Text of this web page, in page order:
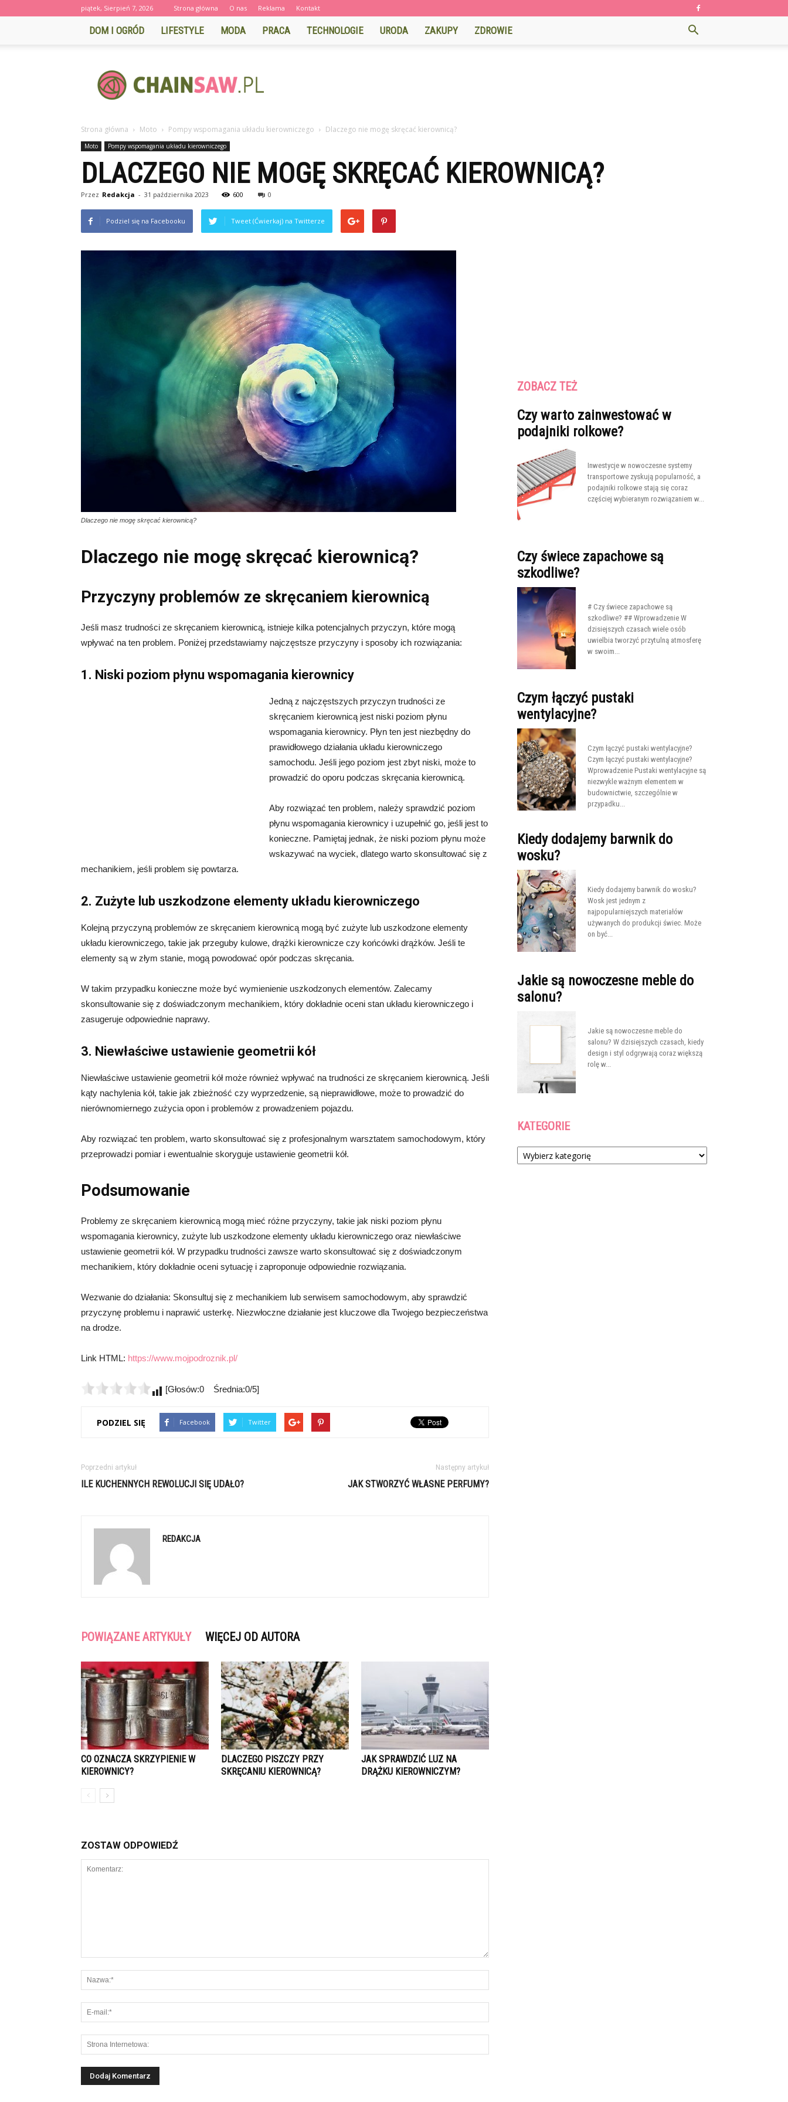
piątek, Sierpień 7, 2026 Strona główna O nas Reklama Kontakt
DOM I OGRÓD LIFESTYLE MODA PRACA TECHNOLOGIE URODA ZAKUPY ZDROWIE
Strona główna Moto Pompy wspomagania układu kierowniczego Dlaczego nie mogę skręcać kierownicą?
Moto Pompy wspomagania układu kierowniczego
DLACZEGO NIE MOGĘ SKRĘCAĆ KIEROWNICĄ?
Przez Redakcja - 31 października 2023 600 0
Podziel się na Facebooku Tweet (Ćwierkaj) na Twitterze
Dlaczego nie mogę skręcać kierownicą?
Dlaczego nie mogę skręcać kierownicą?
Przyczyny problemów ze skręcaniem kierownicą
Jeśli masz trudności ze skręcaniem kierownicą, istnieje kilka potencjalnych przyczyn, które mogą
wpływać na ten problem. Poniżej przedstawiamy najczęstsze przyczyny i sposoby ich rozwiązania:
1. Niski poziom płynu wspomagania kierownicy
Jedną z najczęstszych przyczyn trudności ze
skręcaniem kierownicą jest niski poziom płynu
wspomagania kierownicy. Płyn ten jest niezbędny do
prawidłowego działania układu kierowniczego
samochodu. Jeśli jego poziom jest zbyt niski, może to
prowadzić do oporu podczas skręcania kierownicą.
Aby rozwiązać ten problem, należy sprawdzić poziom
płynu wspomagania kierownicy i uzupełnić go, jeśli jest to
konieczne. Pamiętaj jednak, że niski poziom płynu może
wskazywać na wyciek, dlatego warto skonsultować się z
mechanikiem, jeśli problem się powtarza.
2. Zużyte lub uszkodzone elementy układu kierowniczego
Kolejną przyczyną problemów ze skręcaniem kierownicą mogą być zużyte lub uszkodzone elementy
układu kierowniczego, takie jak przeguby kulowe, drążki kierownicze czy końcówki drążków. Jeśli te
elementy są w złym stanie, mogą powodować opór podczas skręcania.
W takim przypadku konieczne może być wymienienie uszkodzonych elementów. Zalecamy
skonsultowanie się z doświadczonym mechanikiem, który dokładnie oceni stan układu kierowniczego i
zasugeruje odpowiednie naprawy.
3. Niewłaściwe ustawienie geometrii kół
Niewłaściwe ustawienie geometrii kół może również wpływać na trudności ze skręcaniem kierownicą. Jeśli
kąty nachylenia kół, takie jak zbieżność czy wyprzedzenie, są nieprawidłowe, może to prowadzić do
nierównomiernego zużycia opon i problemów z prowadzeniem pojazdu.
Aby rozwiązać ten problem, warto skonsultować się z profesjonalnym warsztatem samochodowym, który
przeprowadzi pomiar i ewentualnie skoryguje ustawienie geometrii kół.
Podsumowanie
Problemy ze skręcaniem kierownicą mogą mieć różne przyczyny, takie jak niski poziom płynu
wspomagania kierownicy, zużyte lub uszkodzone elementy układu kierowniczego oraz niewłaściwe
ustawienie geometrii kół. W przypadku trudności zawsze warto skonsultować się z doświadczonym
mechanikiem, który dokładnie oceni sytuację i zaproponuje odpowiednie rozwiązania.
Wezwanie do działania: Skonsultuj się z mechanikiem lub serwisem samochodowym, aby sprawdzić
przyczynę problemu i naprawić usterkę. Niezwłoczne działanie jest kluczowe dla Twojego bezpieczeństwa
na drodze.
Link HTML: https://www.mojpodroznik.pl/
[Głosów:0 Średnia:0/5]
PODZIEL SIĘ Facebook Twitter
Poprzedni artykuł
ILE KUCHENNYCH REWOLUCJI SIĘ UDAŁO?
Następny artykuł
JAK STWORZYĆ WŁASNE PERFUMY?
REDAKCJA
POWIĄZANE ARTYKUŁY WIĘCEJ OD AUTORA
CO OZNACZA SKRZYPIENIE W
KIEROWNICY?
DLACZEGO PISZCZY PRZY
SKRĘCANIU KIEROWNICĄ?
JAK SPRAWDZIĆ LUZ NA
DRĄŻKU KIEROWNICZYM?
ZOSTAW ODPOWIEDŹ
ZOBACZ TEŻ
Czy warto zainwestować w
podajniki rolkowe?
Inwestycje w nowoczesne systemy
transportowe zyskują popularność, a
podajniki rolkowe stają się coraz
częściej wybieranym rozwiązaniem w...
Czy świece zapachowe są
szkodliwe?
# Czy świece zapachowe są
szkodliwe? ## Wprowadzenie W
dzisiejszych czasach wiele osób
uwielbia tworzyć przytulną atmosferę
w swoim...
Czym łączyć pustaki
wentylacyjne?
Czym łączyć pustaki wentylacyjne?
Czym łączyć pustaki wentylacyjne?
Wprowadzenie Pustaki wentylacyjne są
niezwykle ważnym elementem w
budownictwie, szczególnie w
przypadku...
Kiedy dodajemy barwnik do
wosku?
Kiedy dodajemy barwnik do wosku?
Wosk jest jednym z
najpopularniejszych materiałów
używanych do produkcji świec. Może
on być...
Jakie są nowoczesne meble do
salonu?
Jakie są nowoczesne meble do
salonu? W dzisiejszych czasach, kiedy
design i styl odgrywają coraz większą
rolę w...
KATEGORIE
Kategorie